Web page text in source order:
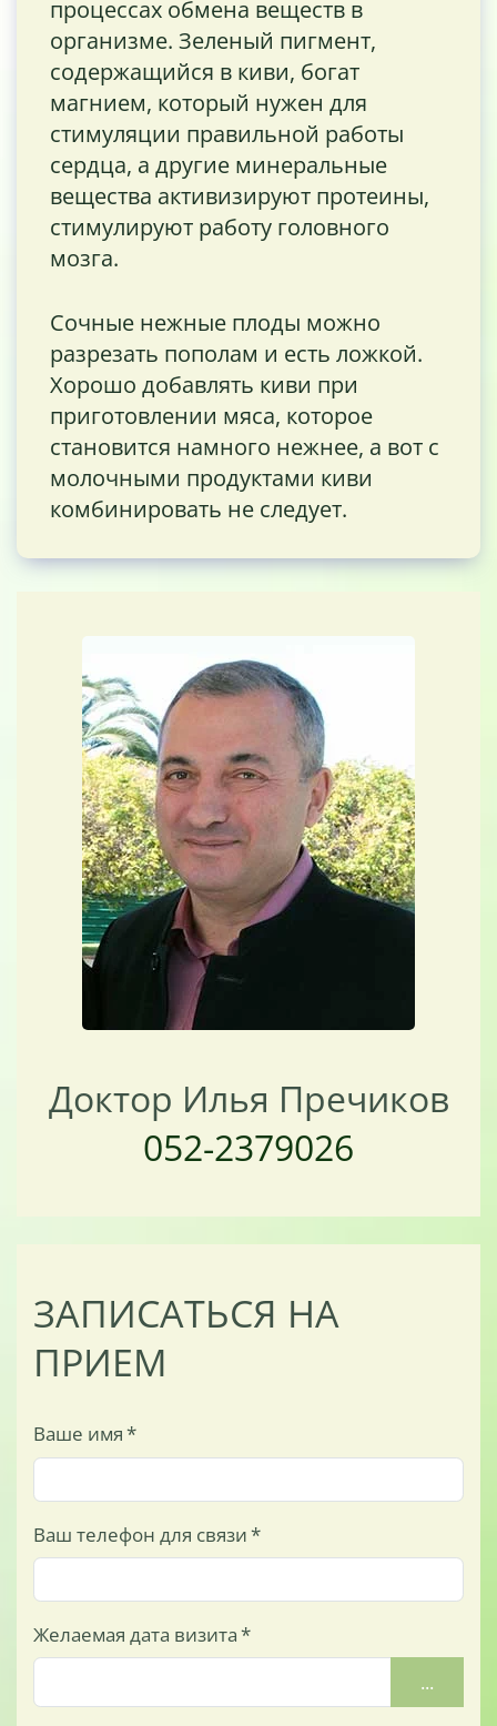
процессах обмена веществ в
организме. Зеленый пигмент,
содержащийся в киви, богат
магнием, который нужен для
стимуляции правильной работы
сердца, а другие минеральные
вещества активизируют протеины,
стимулируют работу головного
мозга.
Сочные нежные плоды можно
разрезать пополам и есть ложкой.
Хорошо добавлять киви при
приготовлении мяса, которое
становится намного нежнее, а вот с
молочными продуктами киви
комбинировать не следует.
Доктор Илья Пречиков
052-2379026
ЗАПИСАТЬСЯ НА
ПРИЕМ
Ваше имя*
Ваш телефон для связи*
Желаемая дата визита*
...